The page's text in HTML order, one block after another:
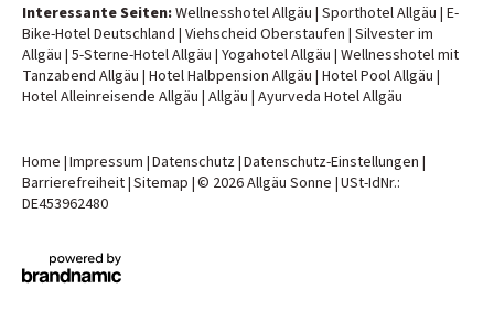
Interessante Seiten:Wellnesshotel Allgäu | Sporthotel Allgäu | E-
Bike-Hotel Deutschland | Viehscheid Oberstaufen | Silvester im
Allgäu | 5-Sterne-Hotel Allgäu | Yogahotel Allgäu | Wellnesshotel mit
Tanzabend Allgäu | Hotel Halbpension Allgäu | Hotel Pool Allgäu |
Hotel Alleinreisende Allgäu | Allgäu | Ayurveda Hotel Allgäu
Home |Impressum |Datenschutz|Datenschutz-Einstellungen |
Barrierefreiheit|Sitemap |© 2026 Allgäu Sonne |USt-IdNr.:
DE453962480